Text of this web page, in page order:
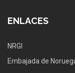
ENLACES
NRGI
Embajada de